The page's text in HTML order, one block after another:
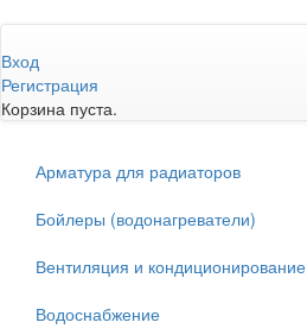
к
основному
содержанию
Вход
Регистрация
Корзина пуста.
Арматура для радиаторов
Бойлеры (водонагреватели)
Вентиляция и кондиционирование
Водоснабжение